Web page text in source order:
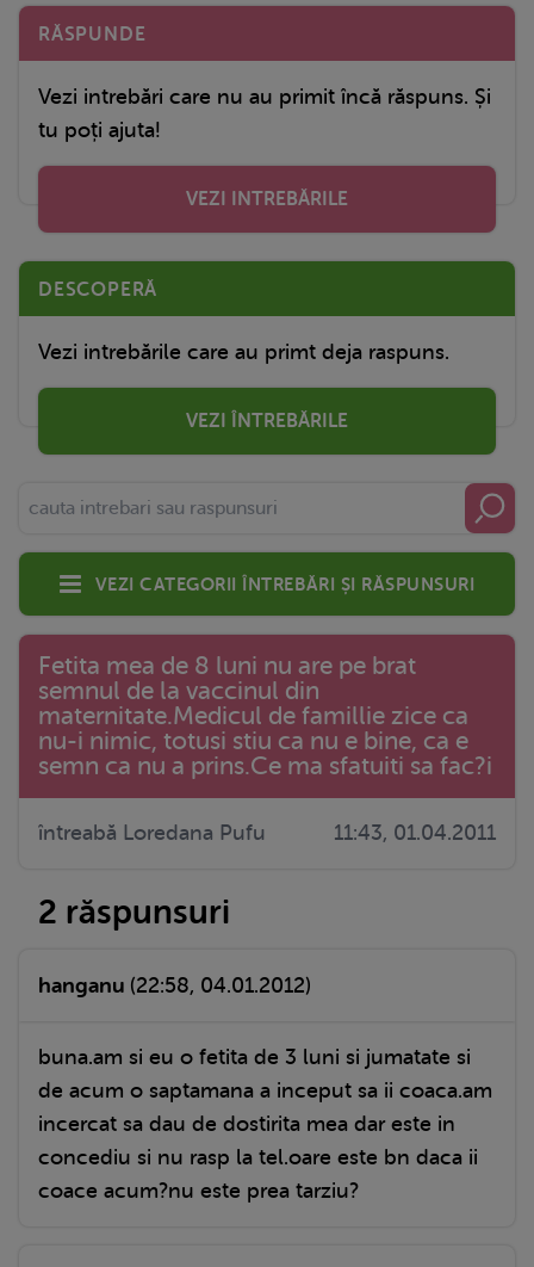
RĂSPUNDE
Vezi intrebări care nu au primit încă răspuns. Și
tu poți ajuta!
VEZI INTREBĂRILE
DESCOPERĂ
Vezi intrebările care au primt deja raspuns.
VEZI ÎNTREBĂRILE
Vezi categorii întrebări și răspunsuri
Fetita mea de 8 luni nu are pe brat
semnul de la vaccinul din
maternitate.Medicul de famillie zice ca
nu-i nimic, totusi stiu ca nu e bine, ca e
semn ca nu a prins.Ce ma sfatuiti sa fac?i
întreabă Loredana Pufu 11:43, 01.04.2011
2 răspunsuri
hanganu (22:58, 04.01.2012)
buna.am si eu o fetita de 3 luni si jumatate si
de acum o saptamana a inceput sa ii coaca.am
incercat sa dau de dostirita mea dar este in
concediu si nu rasp la tel.oare este bn daca ii
coace acum?nu este prea tarziu?